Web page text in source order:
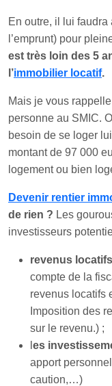
En outre, il lui
l’emprunt) pour
est très loin des 5
l’immobilier locatif.
Mais je vous
personne au SMIC.
besoin de se loger
montant de 97 000
logement ou bien
Devenir rentier
de rien ? Les
investisseurs
revenus
compte de la
revenus locatifs
Imposition des
sur le revenu.) ;
es
apport
caution,…)